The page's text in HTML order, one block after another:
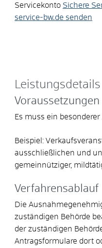
Servicekonto Sichere
service-bw.de senden
Leistungsdetails
Voraussetzungen
Es muss ein
Beispiel:
ausschließlichen und
gemeinnütziger,
Verfahrensablauf
Die
zuständigen Behörde
der zuständigen
Antragsformulare dort